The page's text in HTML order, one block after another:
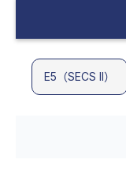
E5（SECS II）